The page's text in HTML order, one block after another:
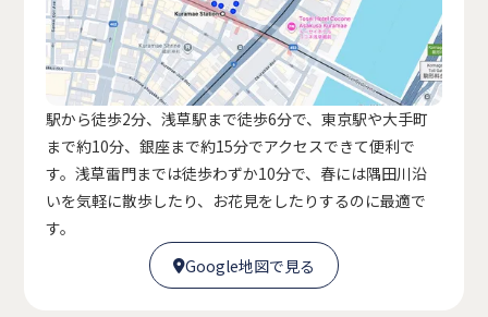
駅から徒歩2分、浅草駅まで徒歩6分で、東京駅や大手町
まで約10分、銀座まで約15分でアクセスできて便利で
す。浅草雷門までは徒歩わずか10分で、春には隅田川沿
いを気軽に散歩したり、お花見をしたりするのに最適で
す。
Google地図で見る
Google地図で見る